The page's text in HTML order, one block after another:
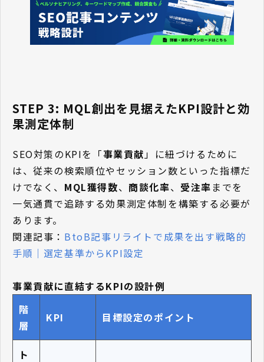
STEP 3: MQL創出を見据えたKPI設計と効
果測定体制
SEO対策のKPIを「事業貢献」に紐づけるために
は、従来の検索順位やセッション数といった指標だ
けでなく、 MQL獲得数、 商談化率、 受注率 までを
一気通貫で追跡する効果測定体制を構築する必要が
あります。
関連記事： BtoB記事リライトで成果を出す戦略的
手順｜選定基準からKPI設定
事業貢献に直結するKPIの設計例
階
層
KPI 目標設定のポイント
ト